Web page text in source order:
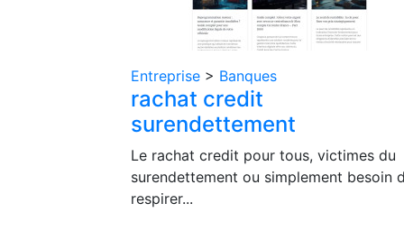
Entreprise > Banques
rachat credit
surendettement
Le rachat credit pour tous, victimes du
surendettement ou simplement besoin
respirer...